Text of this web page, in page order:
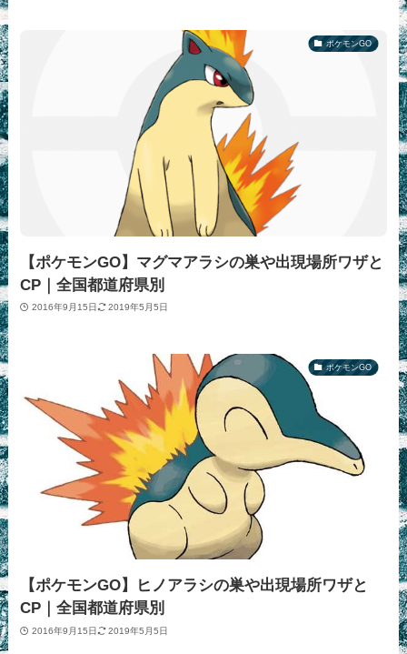
ポケモンGO
【ポケモンGO】マグマアラシの巣や出現場所ワザと
CP｜全国都道府県別
2016年9月15日 2019年5月5日
ポケモンGO
【ポケモンGO】ヒノアラシの巣や出現場所ワザと
CP｜全国都道府県別
2016年9月15日 2019年5月5日